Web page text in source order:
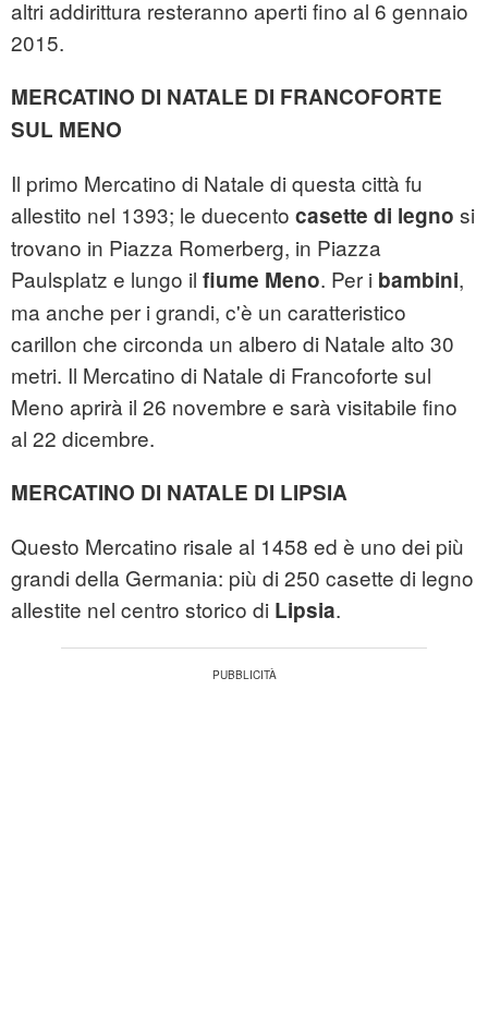
altri addirittura resteranno aperti fino al 6 gennaio
2015.
MERCATINO DI NATALE DI FRANCOFORTE
SUL MENO
Il primo Mercatino di Natale di questa città fu
allestito nel 1393; le duecento casette di legno si
trovano in Piazza Romerberg, in Piazza
Paulsplatz e lungo il fiume Meno. Per i bambini,
ma anche per i grandi, c'è un caratteristico
carillon che circonda un albero di Natale alto 30
metri. Il Mercatino di Natale di Francoforte sul
Meno aprirà il 26 novembre e sarà visitabile fino
al 22 dicembre.
MERCATINO DI NATALE DI LIPSIA
Questo Mercatino risale al 1458 ed è uno dei più
grandi della Germania: più di 250 casette di legno
allestite nel centro storico di Lipsia.